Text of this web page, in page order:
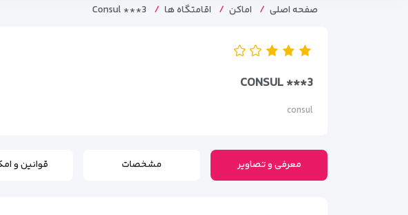
صفحه اصلی اماکن اقامتگاه ها Consul ***3
CONSUL ***3
consul
معرفی و تصاویر مشخصات قوانین و